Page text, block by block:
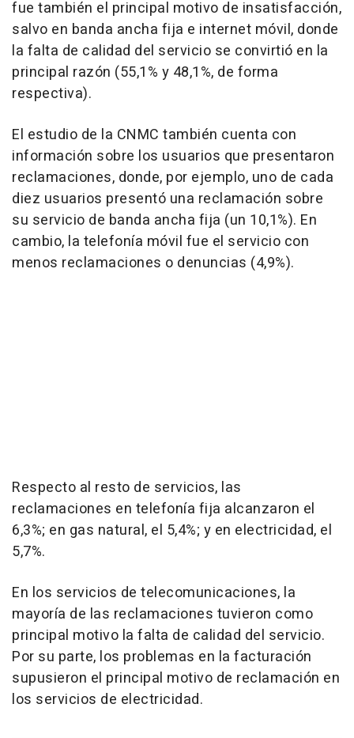
fue también el principal motivo de insatisfacción,
salvo en banda ancha fija e internet móvil, donde
la falta de calidad del servicio se convirtió en la
principal razón (55,1% y 48,1%, de forma
respectiva).
El estudio de la CNMC también cuenta con
información sobre los usuarios que presentaron
reclamaciones, donde, por ejemplo, uno de cada
diez usuarios presentó una reclamación sobre
su servicio de banda ancha fija (un 10,1%). En
cambio, la telefonía móvil fue el servicio con
menos reclamaciones o denuncias (4,9%).
Respecto al resto de servicios, las
reclamaciones en telefonía fija alcanzaron el
6,3%; en gas natural, el 5,4%; y en electricidad, el
5,7%.
En los servicios de telecomunicaciones, la
mayoría de las reclamaciones tuvieron como
principal motivo la falta de calidad del servicio.
Por su parte, los problemas en la facturación
supusieron el principal motivo de reclamación en
los servicios de electricidad.